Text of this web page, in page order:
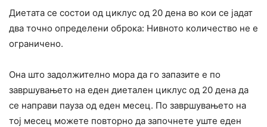
Диетата се состои од циклус од 20 дена во кои се јадат
два точно определени оброка: Нивното количество не е
ограничено.
Она што задолжително мора да го запазите е по
завршувањето на еден диетален циклус од 20 дена да
се направи пауза од еден месец. По завршувањето на
тој месец можете повторно да започнете уште еден